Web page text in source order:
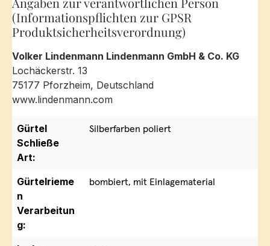
(Informationspflichten zur GPSR
Produktsicherheitsverordnung)
Volker Lindenmann Lindenmann GmbH & Co. KG
Lochäckerstr. 13
75177 Pforzheim, Deutschland
www.lindenmann.com
Gürtel
Schließe
Art:
Silberfarben poliert
Gürtelrieme
n
Verarbeitun
g:
bombiert, mit Einlagematerial